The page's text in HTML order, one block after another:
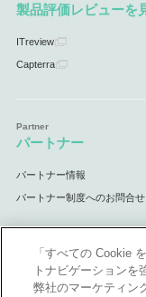
製品評価レビューを
ITreview
Capterra
パートナー
パートナー情報
パートナー制度へのお問合せ
サポート
「すべての Cookie
トナビゲーションを
弊社のマーケティン